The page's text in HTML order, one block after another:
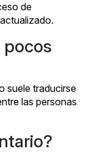
de
pocos
suele traducirse
las personas